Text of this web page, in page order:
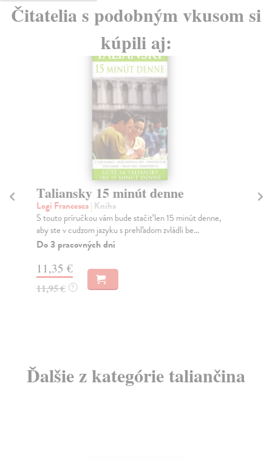
Čitatelia s podobným vkusom si
kúpili aj:
Taliansky 15 minút denne
Logi Francesca| Kniha
S touto príručkou vám bude stačiť len 15 minút denne,
aby ste v cudzom jazyku s prehľadom zvládli be...
Do 3 pracovných dní
11,35 €
11,95 € ?
Ďalšie z kategórie taliančina